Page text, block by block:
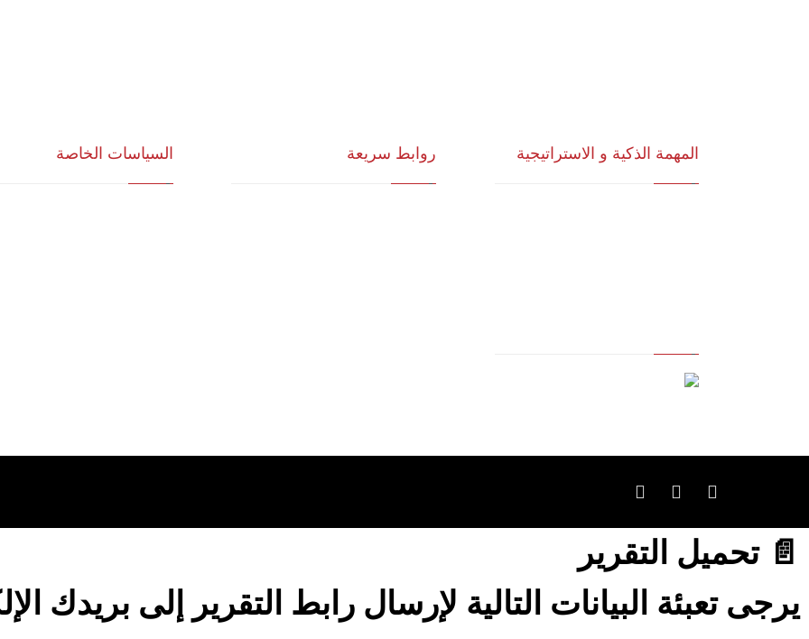
المهمة الذكية و الاستراتيجية روابط سريعة السياسات الخاصة
📄 تحميل التقرير
يرجى تعبئة البيانات التالية لإرسال رابط التقرير إلى بريدك